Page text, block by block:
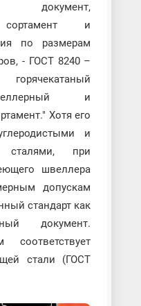
сортамент и
по размерам
- ГОСТ 8240 –
и
Хотя его
и
сталями, при
швеллера
допускам
стандарт как
документ.
стали (ГОСТ